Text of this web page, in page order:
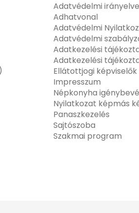
Adatvédelmi
Adhatvonal
Adatvédelmi
Adatvédelmi
Adatkezelési
Adatkezelési
Ellátottjogi képviselők
Impresszum
Népkonyha
Nyilatkozat képmás
Panaszkezelés
Sajtószoba
Szakmai program